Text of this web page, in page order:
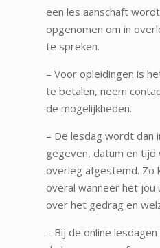
een les aanschaft
opgenomen om in
te spreken.
– Voor opleidingen is
te betalen, neem
de mogelijkheden.
– De lesdag wordt dan
gegeven, datum en tijd
overleg afgestemd. Zo
overal wanneer het jou
over het gedrag en
– Bij de online